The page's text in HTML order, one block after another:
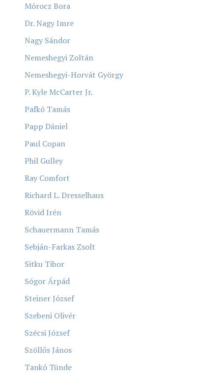
Mórocz Bora
Dr. Nagy Imre
Nagy Sándor
Nemeshegyi Zoltán
Nemeshegyi-Horvát György
P. Kyle McCarter Jr.
Pafkó Tamás
Papp Dániel
Paul Copan
Phil Gulley
Ray Comfort
Richard L. Dresselhaus
Rövid Irén
Schauermann Tamás
Sebján-Farkas Zsolt
Sitku Tibor
Sógor Árpád
Steiner József
Szebeni Olivér
Szécsi József
Szöllős János
Tankó Tünde